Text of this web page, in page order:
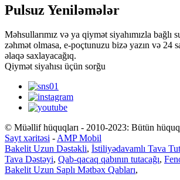
Pulsuz Yeniləmələr
Məhsullarımız və ya qiymət siyahımızla bağlı
zəhmət olmasa, e-poçtunuzu bizə yazın və 24
əlaqə saxlayacağıq.
Qiymət siyahısı üçün sorğu
© Müəllif hüquqları - 2010-2023: Bütün
Sayt xəritəsi -AMP Mobil
Bakelit Uzun Dəstəkli, İstiliyədavamlı Tava
Tava Dəstəyi, Qab-qacaq qabının tutacağı,
Bakelit Uzun Saplı Mətbəx Qabları,